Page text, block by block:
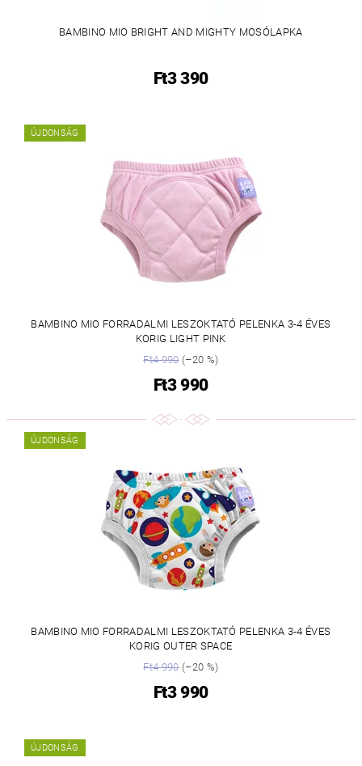
BAMBINO MIO BRIGHT AND MIGHTY MOSÓLAPKA
Ft3 390
ÚJDONSÁG
BAMBINO MIO FORRADALMI LESZOKTATÓ PELENKA 3-4 ÉVES
KORIG LIGHT PINK
Ft4 990(–20 %)
Ft3 990
ÚJDONSÁG
BAMBINO MIO FORRADALMI LESZOKTATÓ PELENKA 3-4 ÉVES
KORIG OUTER SPACE
Ft4 990(–20 %)
Ft3 990
ÚJDONSÁG